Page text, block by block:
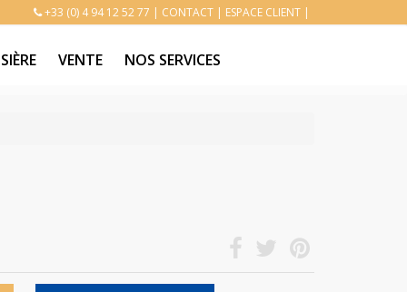
+33 (0) 4 94 12 52 77 | CONTACT | ESPACE CLIENT |
VENTE NOS SERVICES